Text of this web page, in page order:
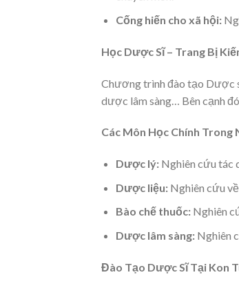
Cống hiến cho xã hội:
Học Dược Sĩ – Trang Bị
Chương trình đào tạo Dược
dược lâm sàng… Bên cạnh
Các Môn Học Chính Trong
Dược lý:Nghiên cứu tác
Dược liệu:Nghiên cứu về
Bào chế thuốc:Nghiên
Dược lâm sàng:Nghiên
Đào Tạo Dược Sĩ Tại Kon